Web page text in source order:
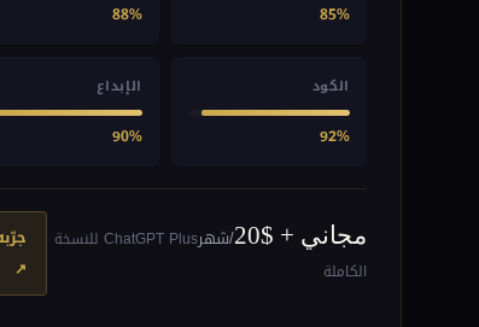
85%
88%
الكود
92%
الإبداع
90%
مجاني + $20 /شهر
ChatGPT Plus للنسخة
الكاملة
↗